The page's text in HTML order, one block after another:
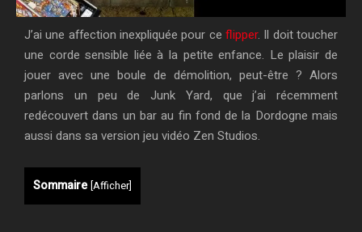
J’ai une affection inexpliquée pour ce flipper. Il doit toucher
une corde sensible liée à la petite enfance. Le plaisir de
jouer avec une boule de démolition, peut-être ? Alors
parlons un peu de Junk Yard, que j’ai récemment
redécouvert dans un bar au fin fond de la Dordogne mais
aussi dans sa version jeu vidéo Zen Studios.
Sommaire [Afficher]